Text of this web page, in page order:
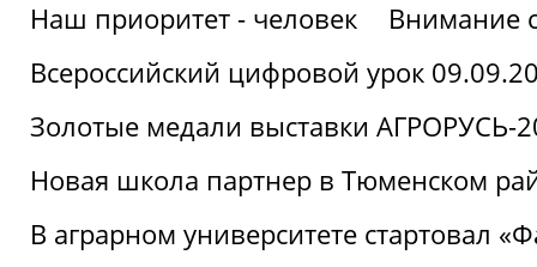
Наш приоритет - человек
Внимание
Всероссийский цифровой урок
Золотые медали выставки АГРОРУСЬ-
Новая школа партнер в Тюменском
В аграрном университете стартовал